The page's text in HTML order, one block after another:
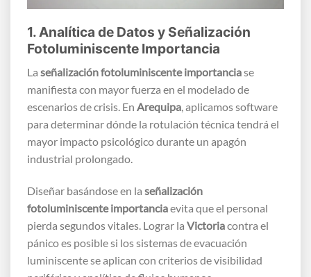
1. Analítica de Datos y Señalización
Fotoluminiscente Importancia
La señalización fotoluminiscente importanciase
manifiesta con mayor fuerza en el modelado de
escenarios de crisis. En Arequipa, aplicamos software
para determinar dónde la rotulación técnica tendrá el
mayor impacto psicológico durante un apagón
industrial prolongado.
Diseñar basándose en la señalización
fotoluminiscente importanciaevita que el personal
pierda segundos vitales. Lograr la Victoriacontra el
pánico es posible si los sistemas de evacuación
luminiscente se aplican con criterios de visibilidad